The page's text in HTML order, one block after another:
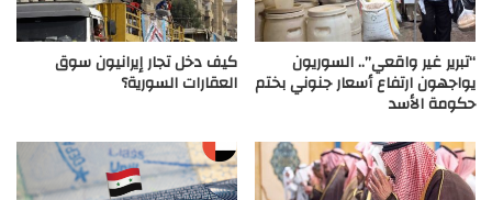
“تبرير غير واقعي”.. السوريون
يواجهون ارتفاع أسعار جنوني بختم
حكومة الأسد
كيف دخل تجار إيرانيون سوق
العقارات السورية؟